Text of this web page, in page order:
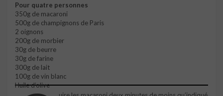
Pour quatre personnes
350g de macaroni
500g de champignons de Paris
2 oignons
200g de morbier
30g de beurre
30g de farine
300g de lait
100g de vin blanc
Huile d’olive